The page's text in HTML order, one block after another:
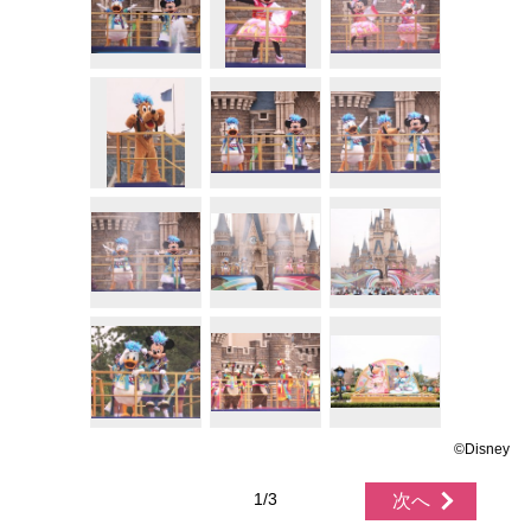
©Disney
次へ
1/3